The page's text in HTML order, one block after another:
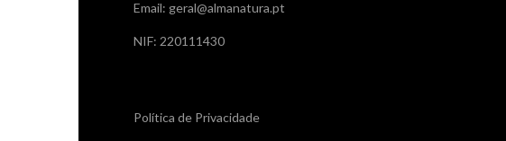
Email: geral@almanatura.pt
NIF: 220111430
Política de Privacidade